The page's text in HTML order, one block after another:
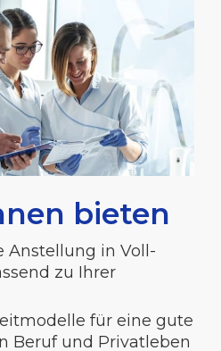
bieten
Anstellung in Voll-
zu Ihrer
für eine gute
Beruf und Privatleben